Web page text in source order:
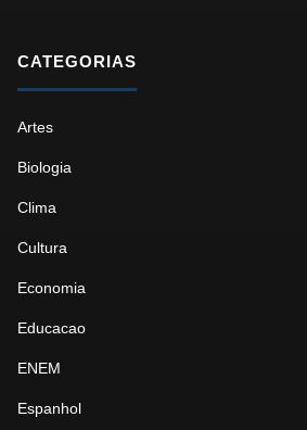
CATEGORIAS
Artes
Biologia
Clima
Cultura
Economia
Educacao
ENEM
Espanhol